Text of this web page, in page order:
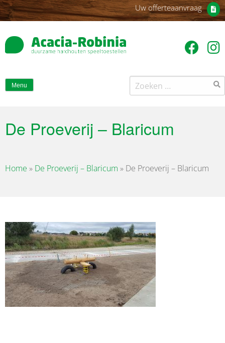
Uw offerteaanvraag
Menu
Zoeken
naar:
De Proeverij – Blaricum
Home » De Proeverij – Blaricum » De Proeverij – Blaricum